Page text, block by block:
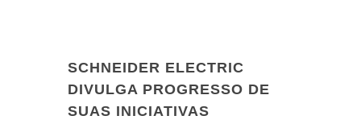
SCHNEIDER ELECTRIC
DIVULGA PROGRESSO DE
SUAS INICIATIVAS